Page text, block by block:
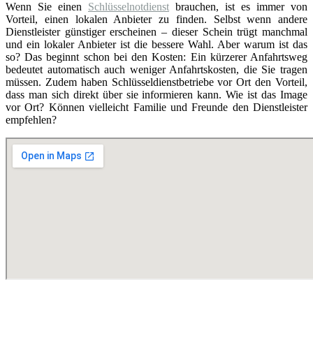
Wenn Sie einen Schlüsselnotdienst brauchen, ist es immer von
Vorteil, einen lokalen Anbieter zu finden. Selbst wenn andere
Dienstleister günstiger erscheinen – dieser Schein trügt manchmal
und ein lokaler Anbieter ist die bessere Wahl. Aber warum ist das
so? Das beginnt schon bei den Kosten: Ein kürzerer Anfahrtsweg
bedeutet automatisch auch weniger Anfahrtskosten, die Sie tragen
müssen. Zudem haben Schlüsseldienstbetriebe vor Ort den Vorteil,
dass man sich direkt über sie informieren kann. Wie ist das Image
vor Ort? Können vielleicht Familie und Freunde den Dienstleister
empfehlen?